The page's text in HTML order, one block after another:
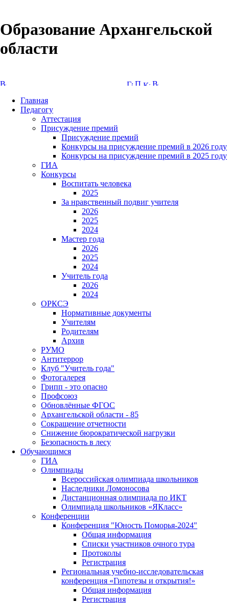
Образование Архангельской
области
Главная
Педагогу
Аттестация
Присуждение премий
Присуждение премий
Конкурсы на присуждение премий в 2026 году
Конкурсы на присуждение премий в 2025 году
ГИА
Конкурсы
Воспитать человека
2025
За нравственный подвиг учителя
2026
2025
2024
Мастер года
2026
2025
2024
Учитель года
2026
2024
ОРКСЭ
Нормативные документы
Учителям
Родителям
Архив
РУМО
Антитеррор
Клуб "Учитель года"
Фотогалерея
Грипп - это опасно
Профсоюз
Обновлённые ФГОС
Архангельской области - 85
Сокращение отчетности
Снижение бюрократической нагрузки
Безопасность в лесу
Обучающимся
ГИА
Олимпиады
Всероссийская олимпиада школьников
Наследники Ломоносова
Дистанционная олимпиада по ИКТ
Олимпиада школьников «ЯКласс»
Конференции
Конференция "Юность Поморья-2024"
Общая информация
Списки участников очного тура
Протоколы
Регистрация
Региональная учебно-исследовательская
конференция «Гипотезы и открытия!»
Общая информация
Регистрация